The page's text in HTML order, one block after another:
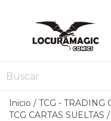
Inicio / TCG - TRADING
TCG CARTAS SUELTAS /